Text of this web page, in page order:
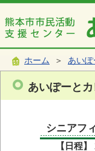
ホーム ＞ あいぽ
あいぽーと
シニアフ
【日程】